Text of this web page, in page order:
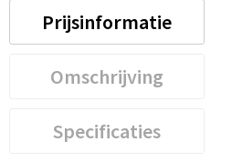
Prijsinformatie
Omschrijving
Specificaties